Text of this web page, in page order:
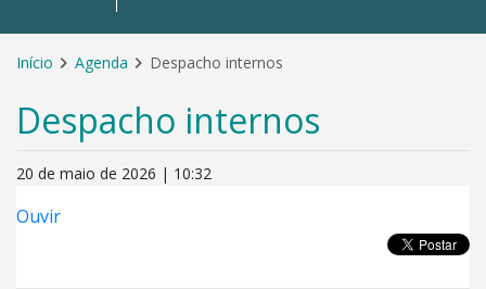
Início Agenda Despacho internos
Despacho internos
20 de maio de 2026 | 10:32
Ouvir